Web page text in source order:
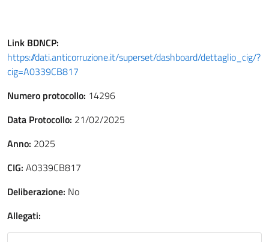
Link BDNCP:
https://dati.anticorruzione.it/superset/dashboard/dettaglio_cig/?
cig=A0339CB817
Numero protocollo: 14296
Data Protocollo: 21/02/2025
Anno: 2025
CIG: A0339CB817
Deliberazione: No
Allegati: